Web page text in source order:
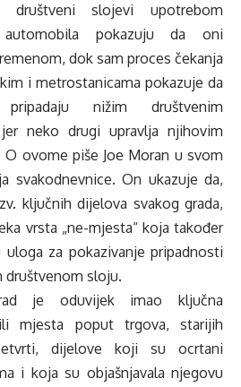
društveni slojevi upotrebom
automobila pokazuju da oni
dok sam proces čekanja
i metrostanicama pokazuje da
pripadaju nižim društvenim
neko drugi upravlja njihovim
O ovome piše Joe Moran u svom
svakodnevnice. On ukazuje da,
ključnih dijelova svakog grada,
vrsta „ne-mjesta“ koja također
uloga za pokazivanje pripadnosti
društvenom sloju.
je oduvijek imao ključna
mjesta poput trgova, starijih
dijelove koji su ocrtani
i koja su objašnjavala njegovu